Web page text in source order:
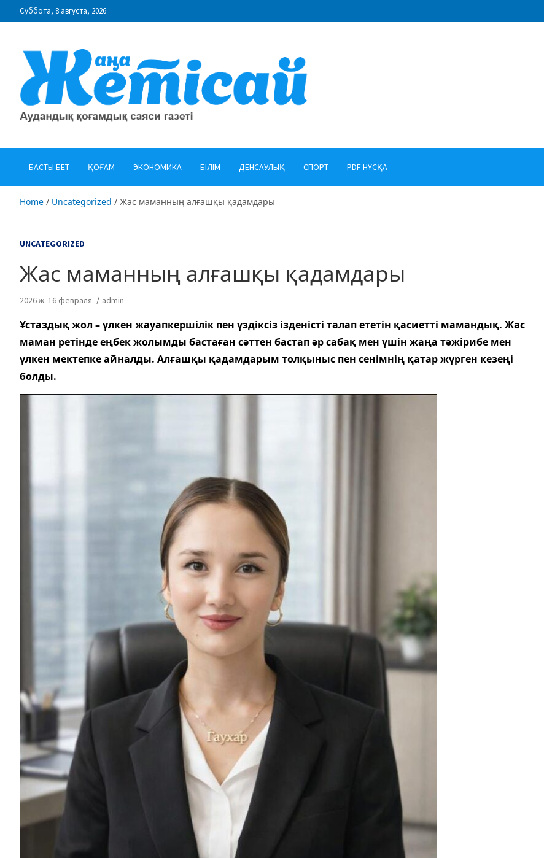
to
Суббота, 8 августа, 2026
"Жаңа Жетісай" газеті
БАСТЫ БЕТ ҚОҒАМ ЭКОНОМИКА БІЛІМ ДЕНСАУЛЫҚ СПОРТ PDF НҰСҚА
Home Uncategorized Жас маманның алғашқы қадамдары
UNCATEGORIZED
Жас маманның алғашқы қадамдары
2026 ж. 16 февраля admin
Ұстаздық жол – үлкен жауапкершілік пен үздіксіз ізденісті талап ететін қасиетті мамандық. Жас
маман ретінде еңбек жолымды бастаған сәттен бастап әр сабақ мен үшін жаңа тәжірибе мен
үлкен мектепке айналды. Алғашқы қадамдарым толқыныс пен сенімнің қатар жүрген кезеңі
болды.